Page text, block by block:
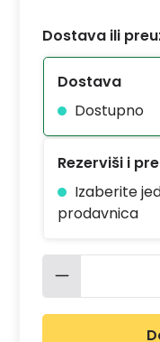
Dostava ili
Dostava
Dostupno
Rezerviši i
Izaberite
prodavnica
Količina